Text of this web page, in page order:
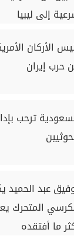
إلى ليبيا
الأركان
حرب إيران
ترحب
عبد الحميد
المتحرك
ما أفتقده